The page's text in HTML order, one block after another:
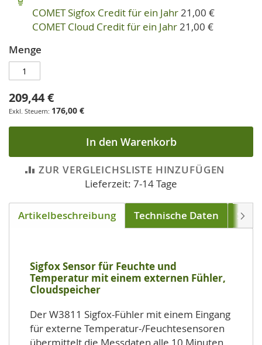
COMET Sigfox Credit für ein Jahr21,00 €
COMET Cloud Credit für ein Jahr21,00 €
Menge
209,44 €
176,00 €
In den Warenkorb
ZUR VERGLEICHSLISTE HINZUFÜGEN
Lieferzeit: 7-14 Tage
Artikelbeschreibung Technische Daten
Sigfox Sensor für Feuchte und
Temperatur mit einem externen Fühler,
Cloudspeicher
Der W3811 Sigfox-Fühler mit einem Eingang
für externe Temperatur-/Feuchtesensoren